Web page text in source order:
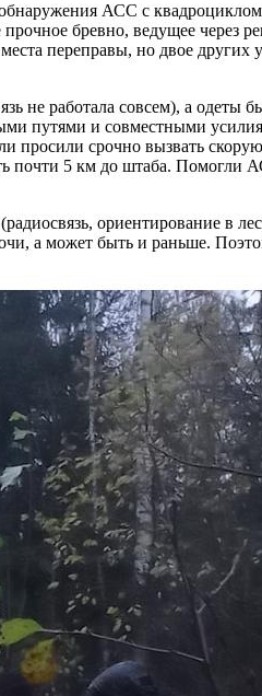
АСС с
бревно, ведущее через
переправы, но двое других
не работала совсем), а одеты
путями и совместными
просили срочно вызвать
почти 5 км до штаба.
ориентирование в
а может быть и раньше.